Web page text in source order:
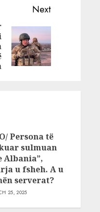
Next
Persona të
sulmuan
Albania”,
u fsheh. A u
serverat?
25, 2025